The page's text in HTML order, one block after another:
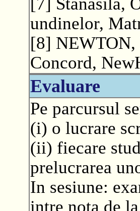
undinelor,
[8]
Concord,
Evaluare
Pe parcursul
(i) o lucrare
(ii) fiecare
prelucrarea
In sesiune:
intre nota de